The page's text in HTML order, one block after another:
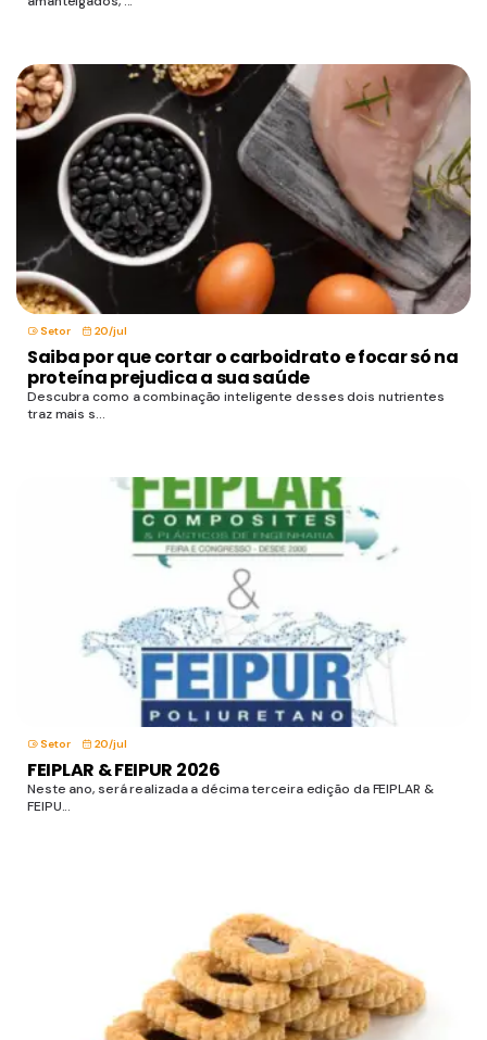
Setor 20/jul
Saiba por que cortar o carboidrato e focar só na
proteína prejudica a sua saúde
Descubra como a combinação inteligente desses dois nutrientes
traz mais s...
Setor 20/jul
FEIPLAR & FEIPUR 2026
Neste ano, será realizada a décima terceira edição da FEIPLAR &
FEIPU...